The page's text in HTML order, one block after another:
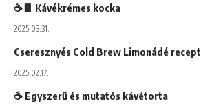
☕🍫 Kávékrémes kocka
2025.03.31.
Cseresznyés Cold Brew Limonádé recept
2025.02.17.
☕ Egyszerű és mutatós kávétorta